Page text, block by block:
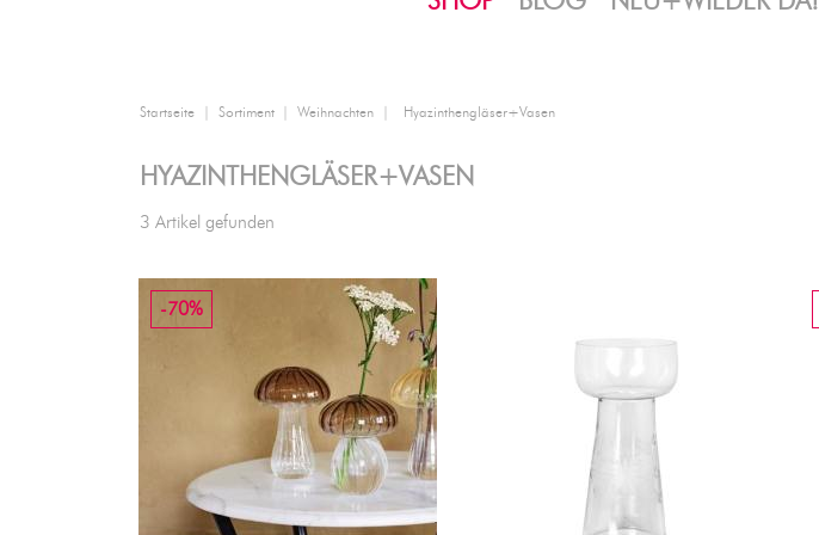
Startseite Sortiment Weihnachten Hyazinthengläser+Vasen
HYAZINTHENGLÄSER+VASEN
3 Artikel gefunden
-70%